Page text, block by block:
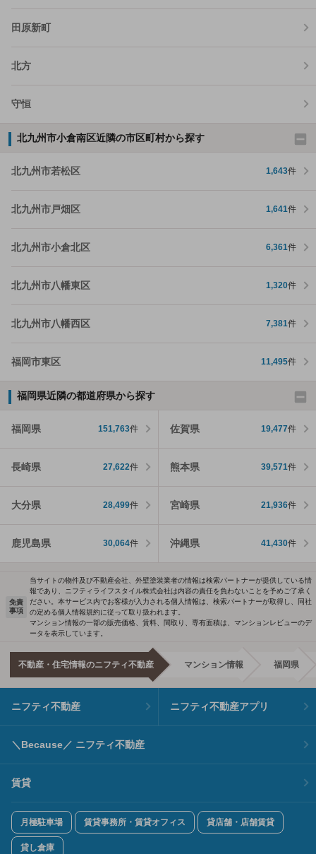
田原新町
北方
守恒
北九州市小倉南区近隣の市区町村から探す
北九州市若松区 1,643件
北九州市戸畑区 1,641件
北九州市小倉北区 6,361件
北九州市八幡東区 1,320件
北九州市八幡西区 7,381件
福岡市東区 11,495件
福岡県近隣の都道府県から探す
福岡県 151,763件 佐賀県 19,477件
長崎県 27,622件 熊本県 39,571件
大分県 28,499件 宮崎県 21,936件
鹿児島県 30,064件 沖縄県 41,430件
免責
事項
当サイトの物件及び不動産会社、外壁塗装業者の情報は検索パートナーが提供している情
報であり、ニフティライフスタイル株式会社は内容の責任を負わないことを予めご了承く
ださい。本サービス内でお客様が入力される個人情報は、検索パートナーが取得し、同社
の定める個人情報規約に従って取り扱われます。
マンション情報の一部の販売価格、賃料、間取り、専有面積は、マンションレビューのデ
ータを表示しています。
不動産・住宅情報のニフティ不動産 マンション情報 福岡県
ニフティ不動産 ニフティ不動産アプリ
＼Because／ ニフティ不動産
賃貸
月極駐車場 賃貸事務所・賃貸オフィス 貸店舗・店舗賃貸
貸し倉庫